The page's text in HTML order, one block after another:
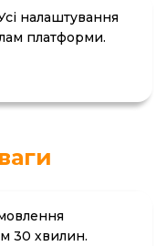
налаштування
платформи.
30 хвилин.